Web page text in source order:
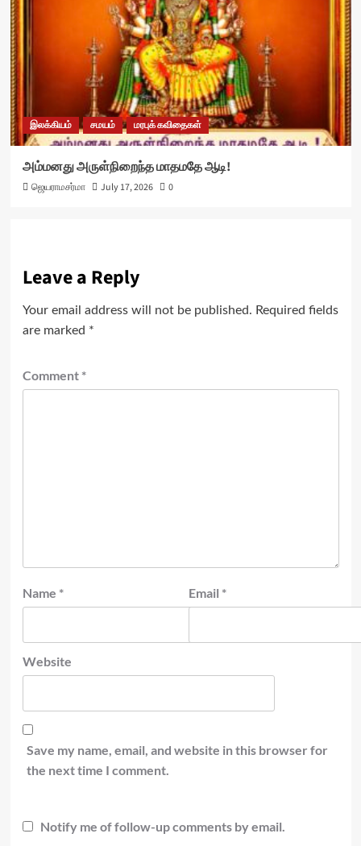
இலக்கியம் சமயம் மரபுக் கவிதைகள்
அம்மனது அருள்நிறைந்த மாதமதே ஆடி!
ஜெயராமசர்மா July 17, 2026 0
Leave a Reply
Your email address will not be published. Required fields
are marked *
Comment *
Name * Email *
Website
Save my name, email, and website in this browser for
the next time I comment.
Notify me of follow-up comments by email.